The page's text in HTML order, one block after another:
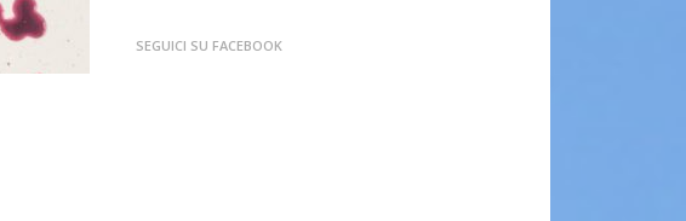
SEGUICI SU FACEBOOK